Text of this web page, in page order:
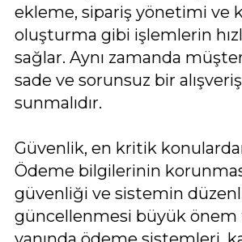
ekleme, sipariş yönetimi ve
oluşturma gibi işlemlerin hızlı
sağlar. Aynı zamanda
sade ve sorunsuz bir
sunmalıdır.
Güvenlik, en kritik
Ödeme bilgilerinin
güvenliği ve sistemin
güncellenmesi büyük önem